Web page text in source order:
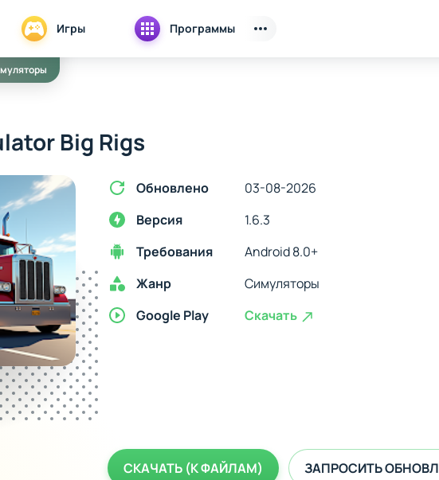
Игры Программы
Big Rigs
Обновлено
03-08-2026
Версия
1.6.3
Требования
Android 8.0+
Жанр
Симуляторы
Google Play
Скачать
СКАЧАТЬ (К ФАЙЛАМ) ЗАПРОСИТЬ